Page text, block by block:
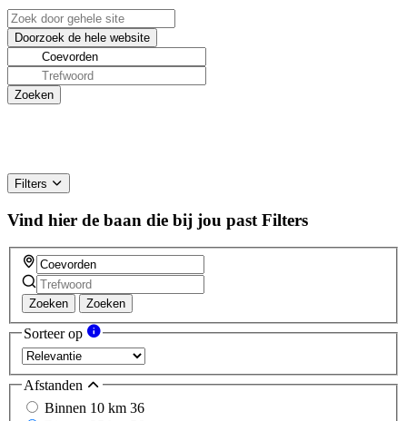
Filters
Vind hier de baan die bij jou past Filters
Zoeken Zoeken
Sorteer op
Afstanden
Binnen 10 km 36